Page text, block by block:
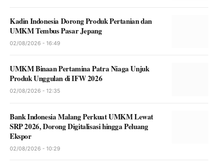
Kadin Indonesia Dorong Produk Pertanian dan
UMKM Tembus Pasar Jepang
02/08/2026 - 16:49
UMKM Binaan Pertamina Patra Niaga Unjuk
Produk Unggulan di IFW 2026
02/08/2026 - 12:35
Bank Indonesia Malang Perkuat UMKM Lewat
SRP 2026, Dorong Digitalisasi hingga Peluang
Ekspor
02/08/2026 - 10:29